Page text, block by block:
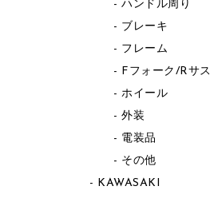
ハンドル周り
ブレーキ
フレーム
Fフォーク/Rサス
ホイール
外装
電装品
その他
KAWASAKI